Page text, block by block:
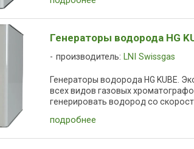
Генераторы водорода HG
производитель: LNI Swissgas
Генераторы водорода HG KUBE.
всех видов газовых
генерировать водород со
подробнее